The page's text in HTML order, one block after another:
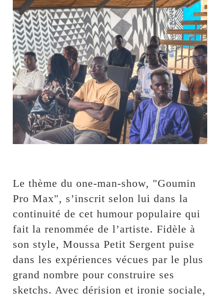
Le thème du one-man-show, "Goumin
Pro Max", s’inscrit selon lui dans la
continuité de cet humour populaire qui
fait la renommée de l’artiste. Fidèle à
son style, Moussa Petit Sergent puise
dans les expériences vécues par le plus
grand nombre pour construire ses
sketchs. Avec dérision et ironie sociale,